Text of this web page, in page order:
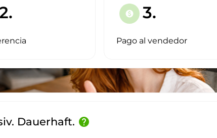
paid 3.
Pago al vendedor
Dauerhaft. help